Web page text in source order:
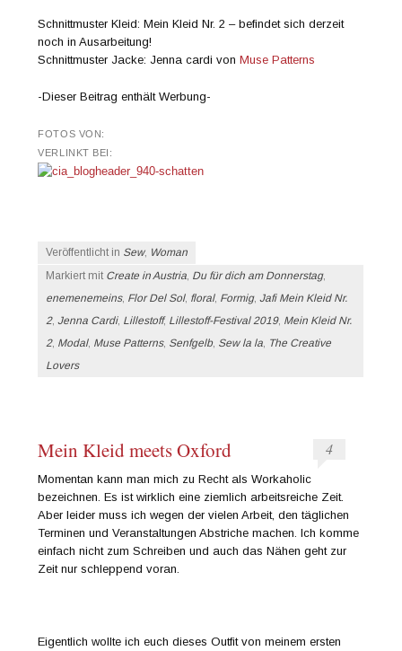
Schnittmuster Kleid: Mein Kleid Nr. 2 – befindet sich derzeit
noch in Ausarbeitung!
Schnittmuster Jacke: Jenna cardi vonMuse Patterns
-Dieser Beitrag enthält Werbung-
FOTOS VON:
VERLINKT BEI:
Veröffentlicht in Sew, Woman
Markiert mit Create in Austria, Du für dich am Donnerstag,
enemenemeins, Flor Del Sol, floral, Formig,Jafi Mein Kleid Nr.
2,Jenna Cardi, Lillestoff, Lillestoff-Festival 2019, Mein Kleid Nr.
2, Modal, Muse Patterns, Senfgelb, Sew la la, The Creative
Lovers
Mein Kleid meets Oxford 4
Momentan kann man mich zu Recht als Workaholic
bezeichnen. Es ist wirklich eine ziemlich arbeitsreiche Zeit.
Aber leider muss ich wegen der vielen Arbeit, den täglichen
Terminen und Veranstaltungen Abstriche machen. Ich komme
einfach nicht zum Schreiben und auch das Nähen geht zur
Zeit nur schleppend voran.
Eigentlich wollte ich euch dieses Outfit von meinem ersten